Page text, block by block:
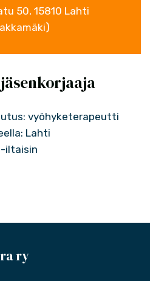
50, 15810 Lahti
vyöhyketerapeutti
Lahti
iltaisin
ry